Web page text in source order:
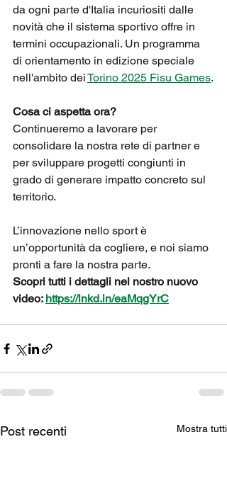
da ogni parte d'Italia incuriositi dalle
novità che il sistema sportivo offre in
termini occupazionali. Un programma
di orientamento in edizione speciale
nell'ambito dei Torino 2025 Fisu Games.
Cosa ci aspetta ora?
Continueremo a lavorare per
consolidare la nostra rete di partner e
per sviluppare progetti congiunti in
grado di generare impatto concreto sul
territorio.
L’innovazione nello sport è
un’opportunità da cogliere, e noi siamo
pronti a fare la nostra parte.
Scopri tutti i dettagli nel nostro nuovo
video: https://lnkd.in/eaMqgYrC
Post recenti Mostra tutti